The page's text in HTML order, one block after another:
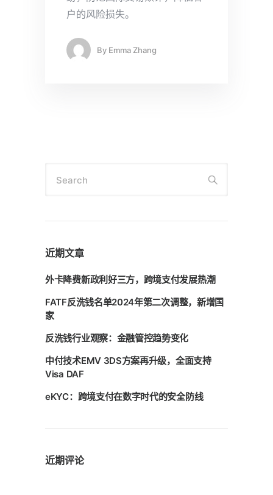
户的风险损失。
By Emma Zhang
Search
近期文章
外卡降费新政利好三方，跨境支付发展热潮
FATF反洗钱名单2024年第二次调整，新增国
家
反洗钱行业观察：金融管控趋势变化
中付技术EMV 3DS方案再升级，全面支持
Visa DAF
eKYC：跨境支付在数字时代的安全防线
近期评论